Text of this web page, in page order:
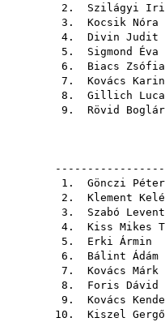
2. Szilágyi
3. Kocsik Nóra
4. Divin Judit
5. Sigmond Éva
6. Biacs Zsófia
7. Kovács
8. Gillich Luca
9. Rövid
1. Gönczi Péter
2. Klement
3. Szabó
4. Kiss Mikes
5. Erki Ármin
6. Bálint Ádám
7. Kovács Márk
8. Foris Dávid
9. Kovács
10. Kiszel Gergő